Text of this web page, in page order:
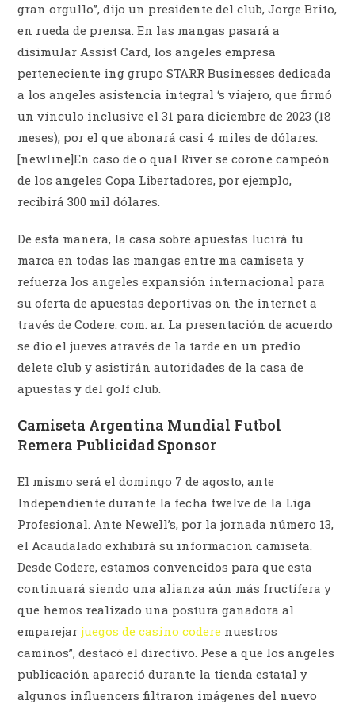
gran orgullo”, dijo un presidente del club, Jorge Brito,
en rueda de prensa. En las mangas pasará a
disimular Assist Card, los angeles empresa
perteneciente ing grupo STARR Businesses dedicada
a los angeles asistencia integral ‘s viajero, que firmó
un vínculo inclusive el 31 para diciembre de 2023 (18
meses), por el que abonará casi 4 miles de dólares.
[newline]En caso de o qual River se corone campeón
de los angeles Copa Libertadores, por ejemplo,
recibirá 300 mil dólares.
De esta manera, la casa sobre apuestas lucirá tu
marca en todas las mangas entre ma camiseta y
refuerza los angeles expansión internacional para
su oferta de apuestas deportivas on the internet a
través de Codere. com. ar. La presentación de acuerdo
se dio el jueves através de la tarde en un predio
delete club y asistirán autoridades de la casa de
apuestas y del golf club.
Camiseta Argentina Mundial Futbol
Remera Publicidad Sponsor
El mismo será el domingo 7 de agosto, ante
Independiente durante la fecha twelve de la Liga
Profesional. Ante Newell’s, por la jornada número 13,
el Acaudalado exhibirá su informacion camiseta.
Desde Codere, estamos convencidos para que esta
continuará siendo una alianza aún más fructífera y
que hemos realizado una postura ganadora al
emparejarjuegos de casino codere nuestros
caminos”, destacó el directivo. Pese a que los angeles
publicación apareció durante la tienda estatal y
algunos influencers filtraron imágenes del nuevo